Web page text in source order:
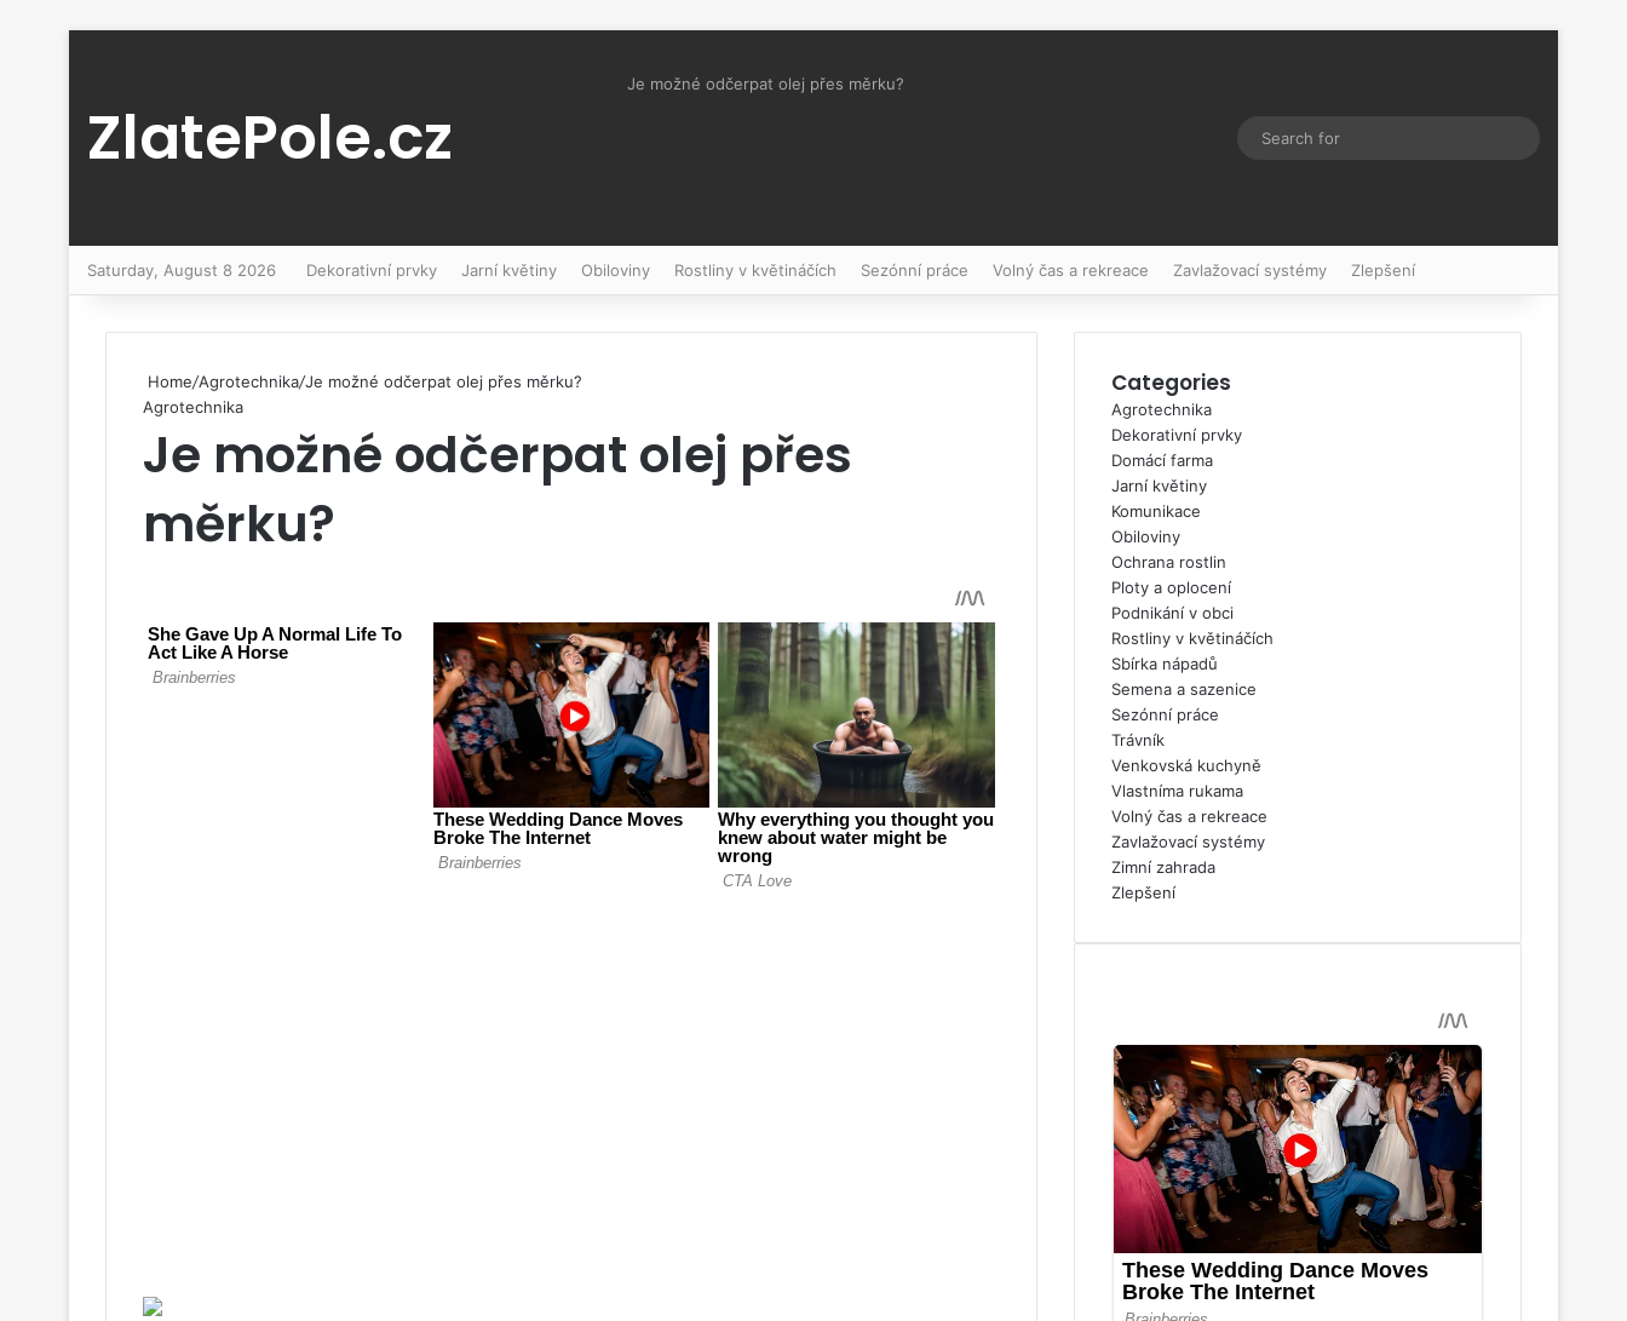
ZlatePole.cz
Je možné odčerpat olej přes měrku?
Switch skin
Saturday, August 8 2026 Dekorativní prvky Jarní květiny Obiloviny Rostliny v květináčích Sezónní práce Volný čas a rekreace Zavlažovací systémy Zlepšení
Home/Agrotechnika/Je možné odčerpat olej přes měrku?
Agrotechnika
Je možné odčerpat olej přes
měrku?
Categories
Agrotechnika
Dekorativní prvky
Domácí farma
Jarní květiny
Komunikace
Obiloviny
Ochrana rostlin
Ploty a oplocení
Podnikání v obci
Rostliny v květináčích
Sbírka nápadů
Semena a sazenice
Sezónní práce
Trávník
Venkovská kuchyně
Vlastníma rukama
Volný čas a rekreace
Zavlažovací systémy
Zimní zahrada
Zlepšení